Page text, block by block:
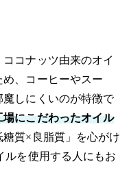
コナッツ由来のオイ
、コーヒーやスー
しにくいのが特徴で
にこだわったオイル
糖質×良脂質」を心がけ
ルを使用する人にもお